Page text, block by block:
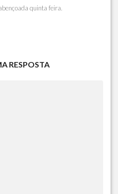
quinta feira.
RESPOSTA